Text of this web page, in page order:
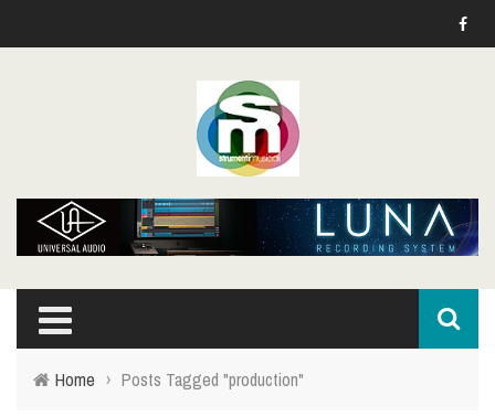
Home › Posts Tagged "production"